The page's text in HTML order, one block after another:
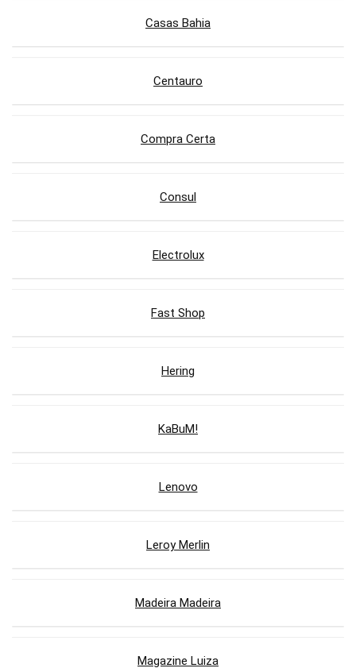
Casas Bahia
Centauro
Compra Certa
Consul
Electrolux
Fast Shop
Hering
KaBuM!
Lenovo
Leroy Merlin
Madeira Madeira
Magazine Luiza